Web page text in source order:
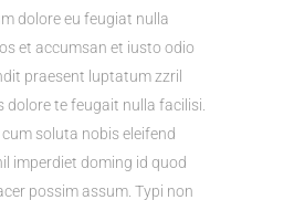
dolore eu feugiat nulla
et accumsan et iusto odio
praesent luptatum zzril
dolore te feugait nulla facilisi.
soluta nobis eleifend
imperdiet doming id quod
possim assum. Typi non